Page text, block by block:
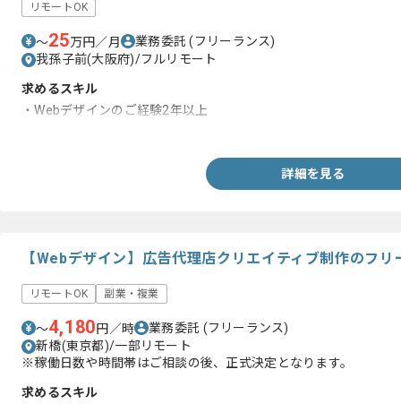
リモートOK
〜25万円／月 業務委託(フリーランス)
我孫子前(大阪府)/フルリモート
求めるスキル
・Webデザインのご経験2年以上
詳細を見る
【Webデザイン】広告代理店クリエイティブ制作のフ
リモートOK 副業・複業
〜4,180円／時 業務委託 (フリーランス)
新橋(東京都)/一部リモート
※稼働日数や時間帯はご相談の後、正式決定となります。
求めるスキル